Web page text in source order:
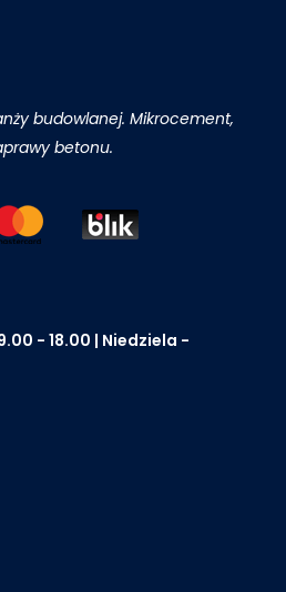
budowlanej. Mikrocement,
betonu.
- 18.00 | Niedziela -